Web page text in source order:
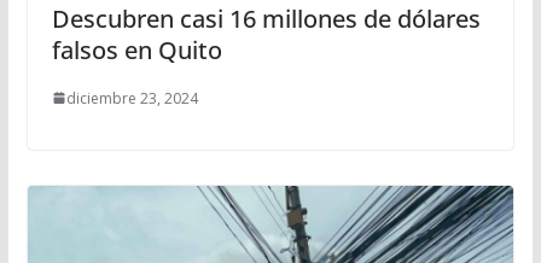
Descubren casi 16 millones de dólares
falsos en Quito
diciembre 23, 2024